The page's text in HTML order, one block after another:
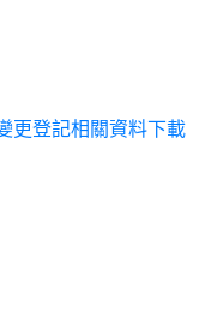
更登記相關資料下載